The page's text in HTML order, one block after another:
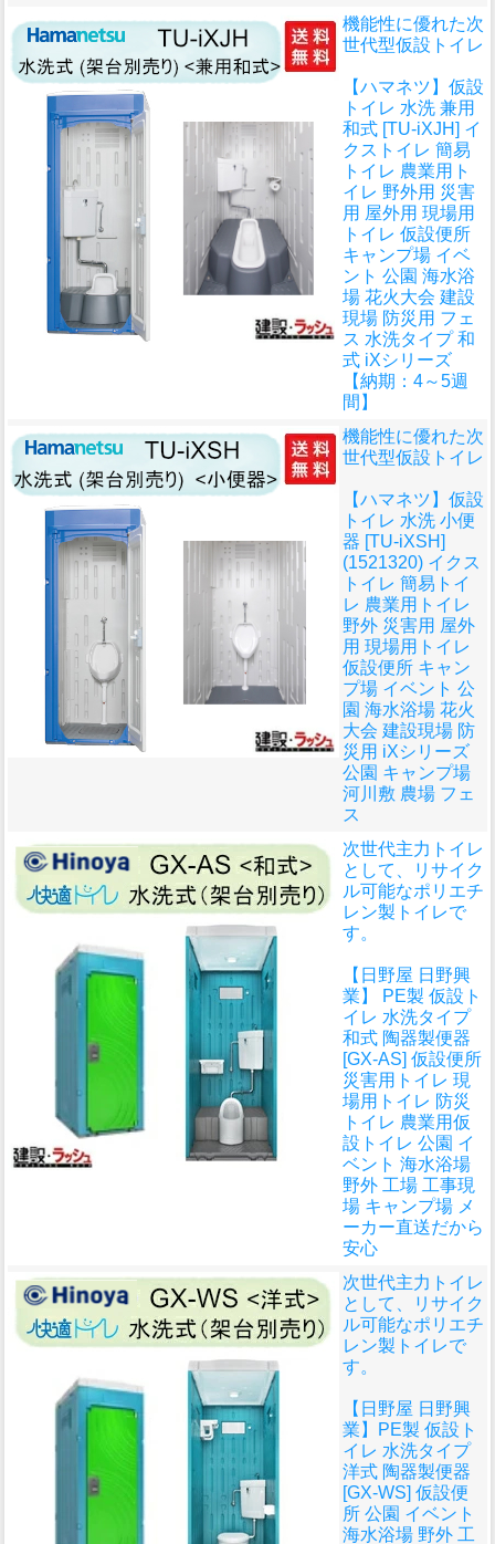
機能性に優れた次
世代型仮設トイレ
【ハマネツ】仮設
トイレ 水洗 兼用
和式 [TU-iXJH] イ
クストイレ 簡易
トイレ 農業用ト
イレ 野外用 災害
用 屋外用 現場用
トイレ 仮設便所
キャンプ場 イベ
ント 公園 海水浴
場 花火大会 建設
現場 防災用 フェ
ス 水洗タイプ 和
式 iXシリーズ
【納期：4～5週
間】
機能性に優れた次
世代型仮設トイレ
【ハマネツ】仮設
トイレ 水洗 小便
器 [TU-iXSH]
(1521320) イクス
トイレ 簡易トイ
レ 農業用トイレ
野外 災害用 屋外
用 現場用トイレ
仮設便所 キャン
プ場 イベント 公
園 海水浴場 花火
大会 建設現場 防
災用 iXシリーズ
公園 キャンプ場
河川敷 農場 フェ
ス
次世代主力トイレ
として、リサイク
ル可能なポリエチ
レン製トイレで
す。
【日野屋 日野興
業】 PE製 仮設ト
イレ 水洗タイプ
和式 陶器製便器
[GX-AS] 仮設便所
災害用トイレ 現
場用トイレ 防災
トイレ 農業用仮
設トイレ 公園 イ
ベント 海水浴場
野外 工場 工事現
場 キャンプ場 メ
ーカー直送だから
安心
次世代主力トイレ
として、リサイク
ル可能なポリエチ
レン製トイレで
す。
【日野屋 日野興
業】PE製 仮設ト
イレ 水洗タイプ
洋式 陶器製便器
[GX-WS] 仮設便
所 公園 イベント
海水浴場 野外 工